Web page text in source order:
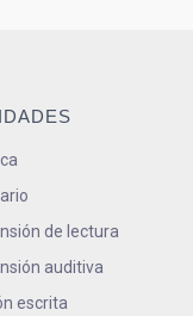
de lectura
auditiva
escrita